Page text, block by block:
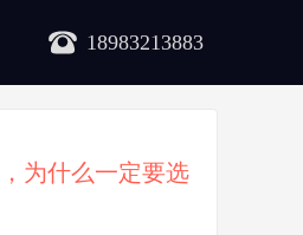
18983213883
为什么一定要选